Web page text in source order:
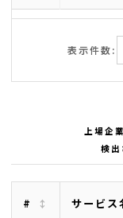
表示件数:
上場企
検
# サービス